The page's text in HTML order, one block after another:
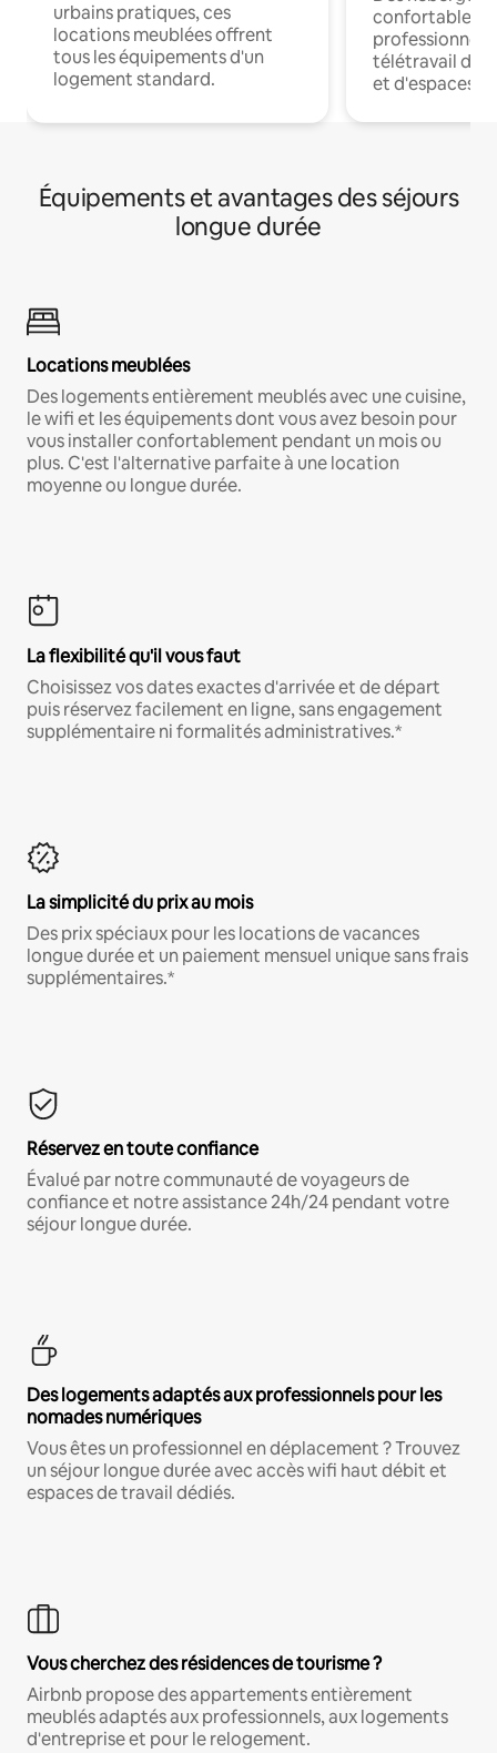
urbains pratiques, ces
locations meublées offrent
tous les équipements d'un
logement standard.
confortables
professionnels
télétravail
et d'espaces
Équipements et avantages des séjours
longue durée
Locations meublées
Des logements entièrement meublés avec une cuisine,
le wifi et les équipements dont vous avez besoin pour
vous installer confortablement pendant un mois ou
plus. C'est l'alternative parfaite à une location
moyenne ou longue durée.
La flexibilité qu'il vous faut
Choisissez vos dates exactes d'arrivée et de départ
puis réservez facilement en ligne, sans engagement
supplémentaire ni formalités administratives.*
La simplicité du prix au mois
Des prix spéciaux pour les locations de vacances
longue durée et un paiement mensuel unique sans frais
supplémentaires.*
Réservez en toute confiance
Évalué par notre communauté de voyageurs de
confiance et notre assistance 24h/24 pendant votre
séjour longue durée.
Des logements adaptés aux professionnels pour les
nomades numériques
Vous êtes un professionnel en déplacement ? Trouvez
un séjour longue durée avec accès wifi haut débit et
espaces de travail dédiés.
Vous cherchez des résidences de tourisme ?
Airbnb propose des appartements entièrement
meublés adaptés aux professionnels, aux logements
d'entreprise et pour le relogement.